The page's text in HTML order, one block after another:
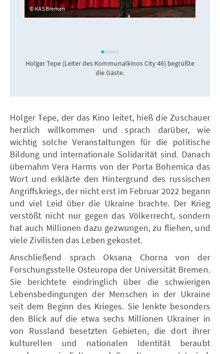
KAS Bremen
Holger Tepe (Leiter des Kommunalkinos City 46) begrüßte
die Gäste.
Holger Tepe, der das Kino leitet, hieß die Zuschauer
herzlich willkommen und sprach darüber, wie
wichtig solche Veranstaltungen für die politische
Bildung und internationale Solidarität sind. Danach
übernahm Vera Harms von der Porta Bohemica das
Wort und erklärte den Hintergrund des russischen
Angriffskriegs, der nicht erst im Februar 2022 begann
und viel Leid über die Ukraine brachte. Der Krieg
verstößt nicht nur gegen das Völkerrecht, sondern
hat auch Millionen dazu gezwungen, zu fliehen, und
viele Zivilisten das Leben gekostet.
Anschließend sprach Oksana Chorna von der
Forschungsstelle Osteuropa der Universität Bremen.
Sie berichtete eindringlich über die schwierigen
Lebensbedingungen der Menschen in der Ukraine
seit dem Beginn des Krieges. Sie lenkte besonders
den Blick auf die etwa sechs Millionen Ukrainer in
von Russland besetzten Gebieten, die dort ihrer
kulturellen und nationalen Identität beraubt